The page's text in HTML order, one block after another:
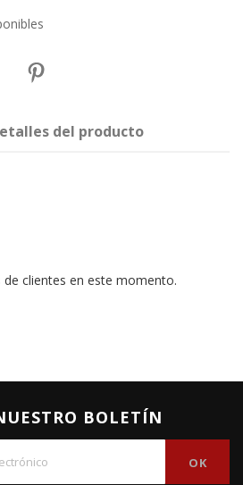
del producto
de clientes en este momento.
BOLETÍN